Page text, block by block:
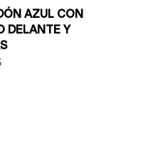
AZUL CON
DELANTE Y